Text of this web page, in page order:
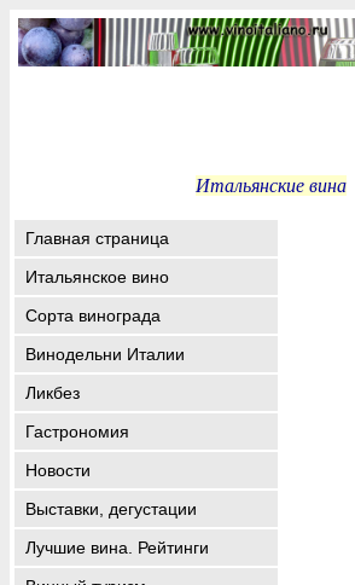
Итальянские вина
Главная страница
Итальянское вино
Сорта винограда
Винодельни Италии
Ликбез
Гастрономия
Новости
Выставки, дегустации
Лучшие вина. Рейтинги